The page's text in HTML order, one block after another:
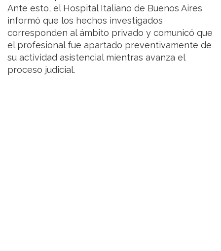
Ante esto, el Hospital Italiano de Buenos Aires
informó que los hechos investigados
corresponden al ámbito privado y comunicó que
el profesional fue apartado preventivamente de
su actividad asistencial mientras avanza el
proceso judicial.